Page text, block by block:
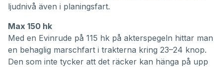
ljudnivå även i planingsfart.
Max 150 hk
Med en Evinrude på 115 hk på akterspegeln hittar man
en behaglig marschfart i trakterna kring 23–24 knop.
Den som inte tycker att det räcker kan hänga på upp